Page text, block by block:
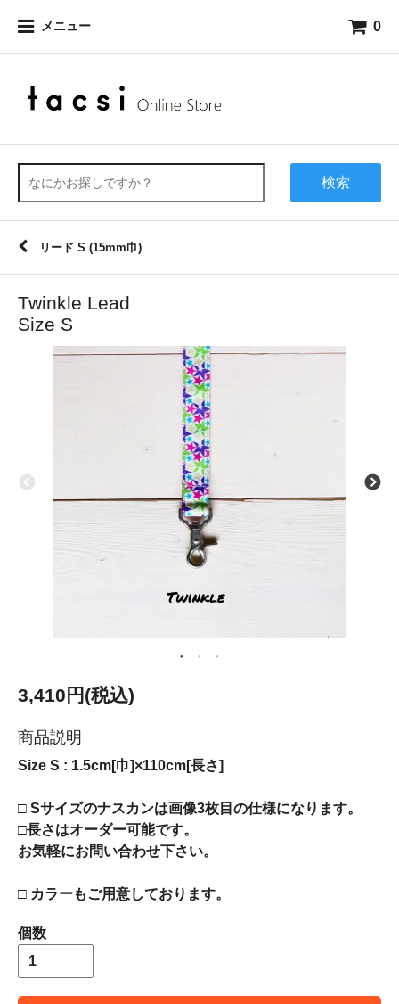
メニュー 0
検索
リード S (15mm巾)
Twinkle Lead
Size S
3,410円(税込)
商品説明
Size S : 1.5cm[巾]×110cm[長さ]
□ Sサイズのナスカンは画像3枚目の仕様になります。
□長さはオーダー可能です。
お気軽にお問い合わせ下さい。
□ カラーもご用意しております。
個数